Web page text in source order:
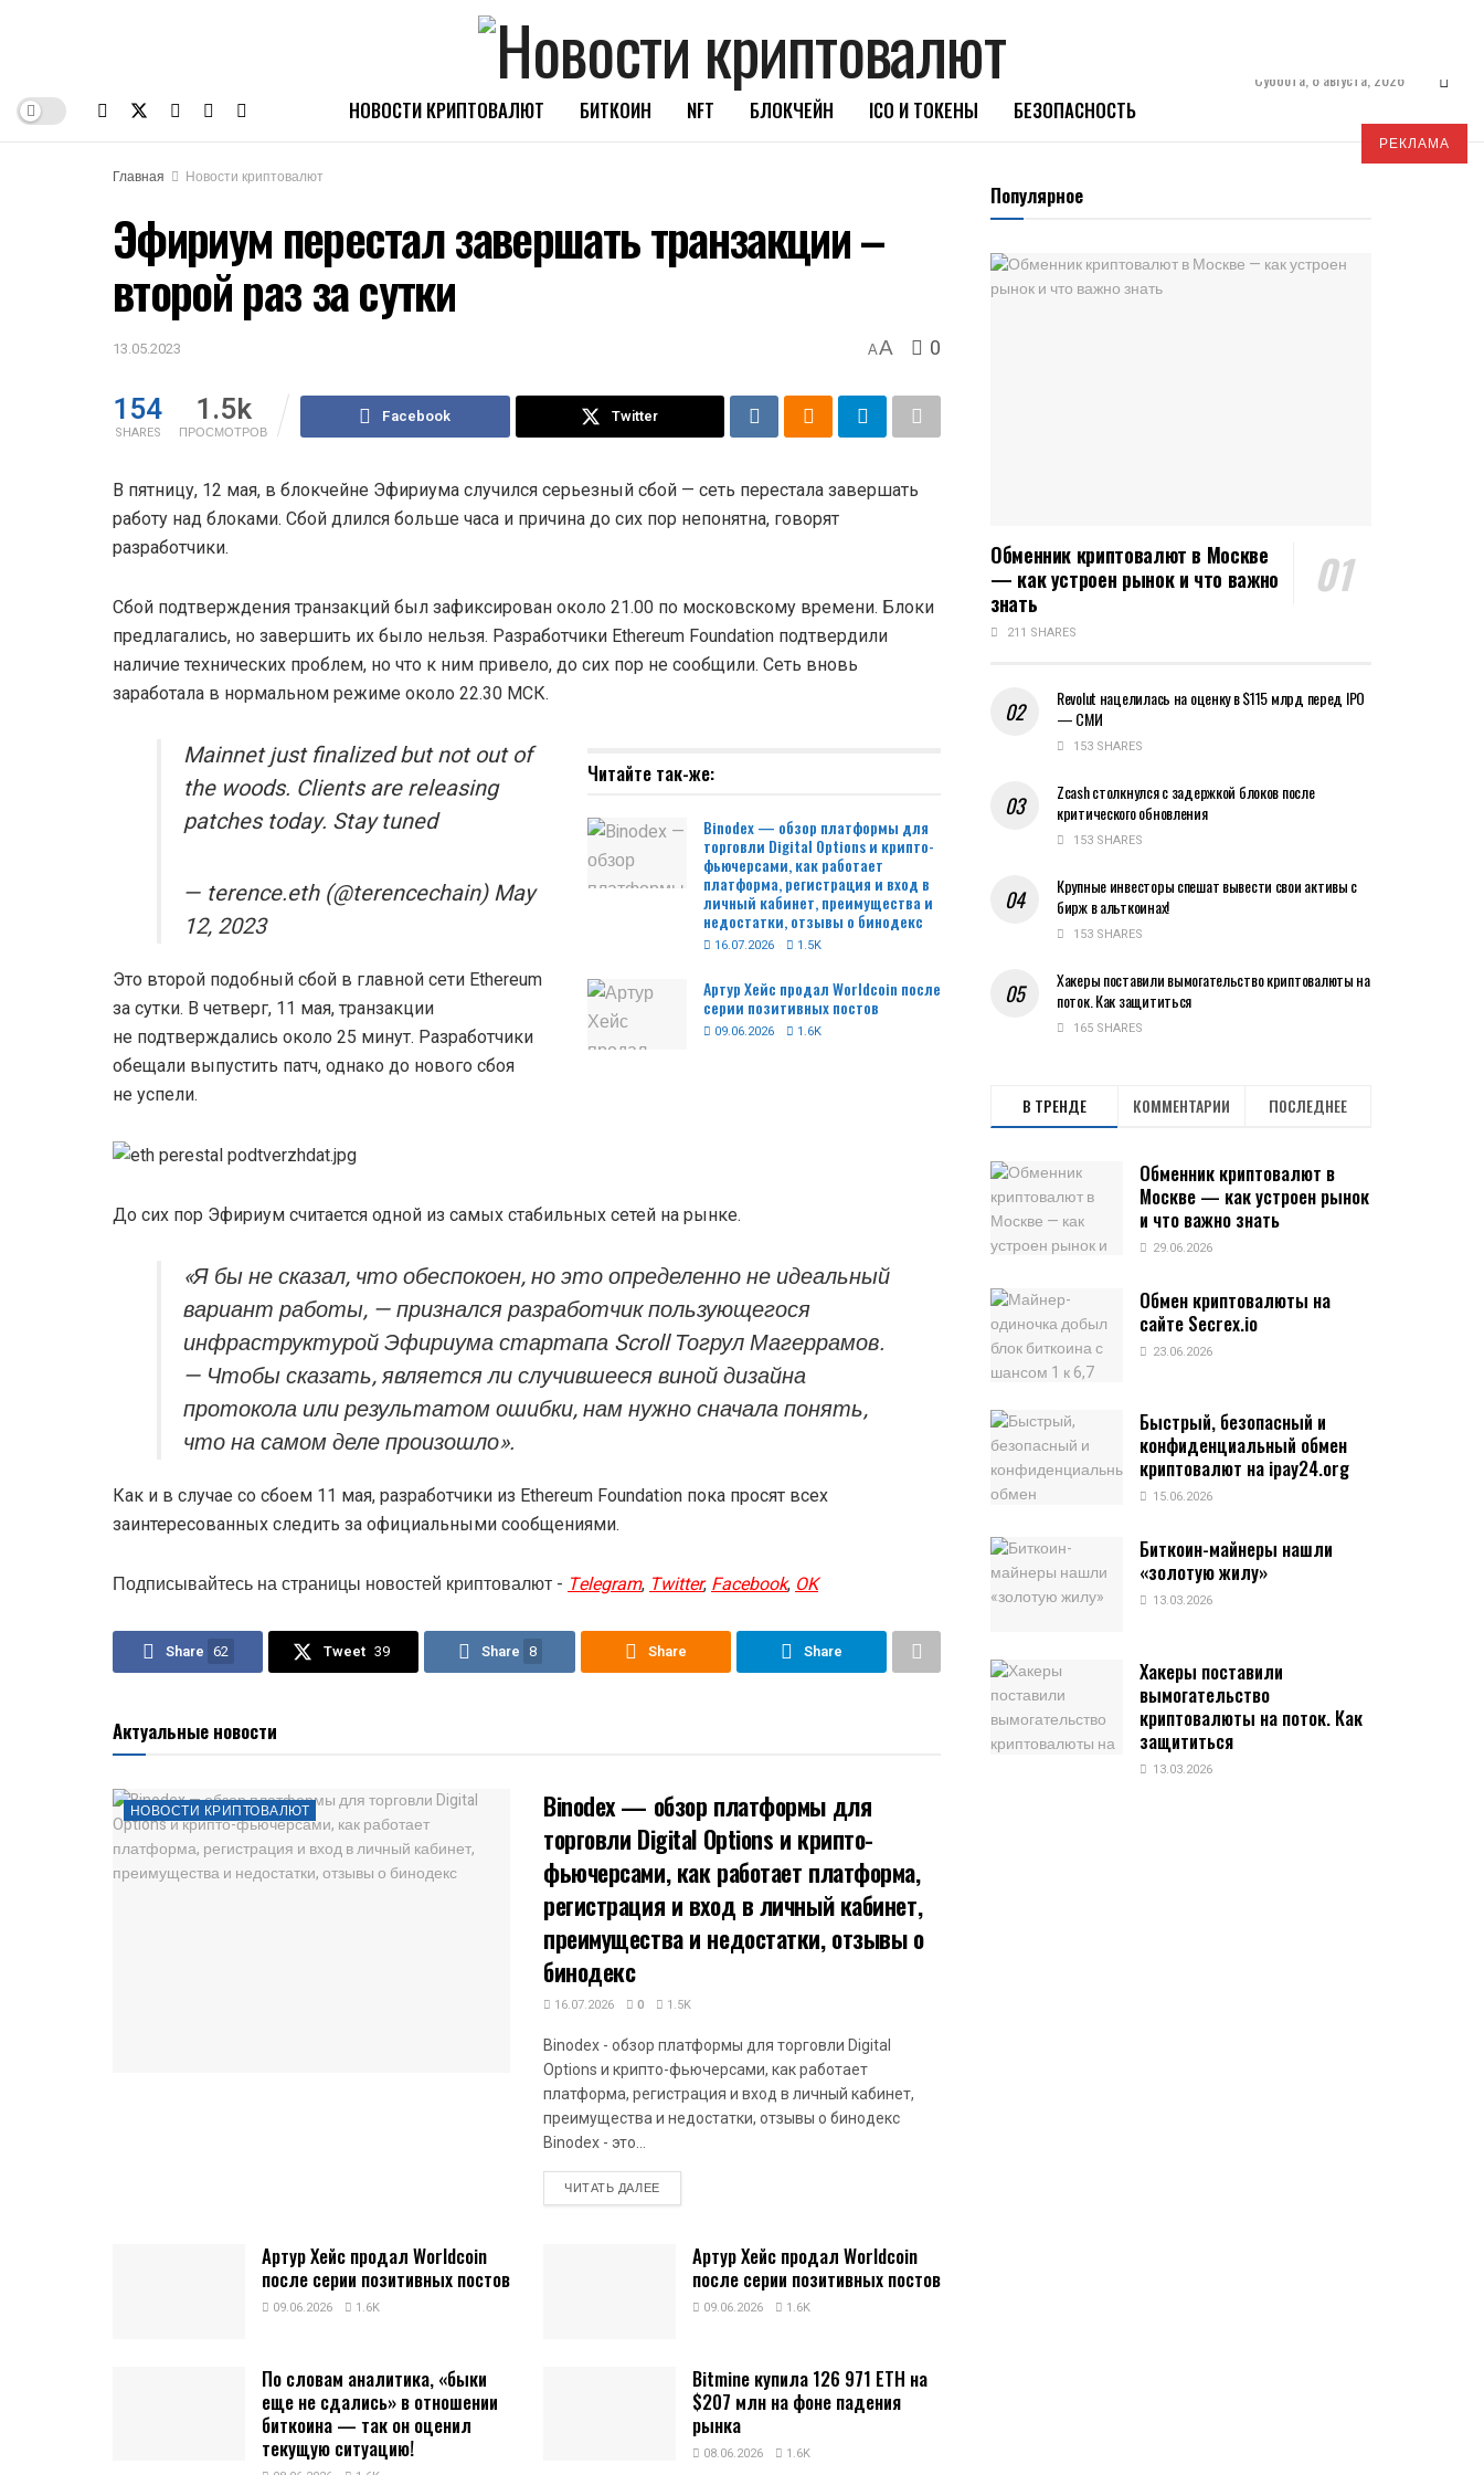
НОВОСТИ КРИПТОВАЛЮТ БИТКОИН NFT БЛОКЧЕЙН ICO И ТОКЕНЫ БЕЗОПАСНОСТЬ
Суббота, 8 августа, 2026
РЕКЛАМА
Главная
Новости криптовалют
Эфириум перестал завершать транзакции –
второй раз за сутки
13.05.2023 AA 0
154
SHARES
1.5k
ПРОСМОТРОВ
Facebook Twitter
В пятницу, 12 мая, в блокчейне Эфириума случился серьезный сбой — сеть перестала завершать
работу над блоками. Сбой длился больше часа и причина до сих пор непонятна, говорят
разработчики.
Сбой подтверждения транзакций был зафиксирован около 21.00 по московскому времени. Блоки
предлагались, но завершить их было нельзя. Разработчики Ethereum Foundation подтвердили
наличие технических проблем, но что к ним привело, до сих пор не сообщили. Сеть вновь
заработала в нормальном режиме около 22.30 МСК.
Читайте так-же:
Binodex — обзор платформы для
торговли Digital Options и крипто-
фьючерсами, как работает
платформа, регистрация и вход в
личный кабинет, преимущества и
недостатки, отзывы о бинодекс
16.07.2026 1.5K
Артур Хейс продал Worldcoin после
серии позитивных постов
09.06.2026 1.6K
Mainnet just finalized but not out of
the woods. Clients are releasing
patches today. Stay tuned
— terence.eth (@terencechain) May
12, 2023
Это второй подобный сбой в главной сети Ethereum
за сутки. В четверг, 11 мая, транзакции
не подтверждались около 25 минут. Разработчики
обещали выпустить патч, однако до нового сбоя
не успели.
До сих пор Эфириум считается одной из самых стабильных сетей на рынке.
«Я бы не сказал, что обеспокоен, но это определенно не идеальный
вариант работы, — признался разработчик пользующегося
инфраструктурой Эфириума стартапа Scroll Тогрул Магеррамов.
— Чтобы сказать, является ли случившееся виной дизайна
протокола или результатом ошибки, нам нужно сначала понять,
что на самом деле произошло».
Как и в случае со сбоем 11 мая, разработчики из Ethereum Foundation пока просят всех
заинтересованных следить за официальными сообщениями.
Подписывайтесь на страницы новостей криптовалют - Telegram, Twitter, Facebook, OK
Share 62 Tweet 39 Share 8 Share Share
Актуальные новости
НОВОСТИ КРИПТОВАЛЮТ
Binodex — обзор платформы для
торговли Digital Options и крипто-
фьючерсами, как работает платформа,
регистрация и вход в личный кабинет,
преимущества и недостатки, отзывы о
бинодекс
16.07.2026 0 1.5K
Binodex - обзор платформы для торговли Digital
Options и крипто-фьючерсами, как работает
платформа, регистрация и вход в личный кабинет,
преимущества и недостатки, отзывы о бинодекс
Binodex - это...
ЧИТАТЬ ДАЛЕЕDETAILS
Артур Хейс продал Worldcoin
после серии позитивных постов
09.06.2026 1.6K
Артур Хейс продал Worldcoin
после серии позитивных постов
09.06.2026 1.6K
По словам аналитика, «быки
еще не сдались» в отношении
биткоина — так он оценил
текущую ситуацию!
Bitmine купила 126 971 ETH на
$207 млн на фоне падения
рынка
08.06.2026 1.6K
Популярное
Обменник криптовалют в Москве
— как устроен рынок и что важно
знать
211 SHARES
Revolut нацелилась на оценку в $115 млрд перед IPO
— СМИ
153 SHARES
Zcash столкнулся с задержкой блоков после
критического обновления
153 SHARES
Крупные инвесторы спешат вывести свои активы с
бирж в альткоинах!
153 SHARES
Хакеры поставили вымогательство криптовалюты на
поток. Как защититься
165 SHARES
В ТРЕНДЕ КОММЕНТАРИИ ПОСЛЕДНЕЕ
Обменник криптовалют в
Москве — как устроен рынок
и что важно знать
29.06.2026
Обмен криптовалюты на
сайте Secrex.io
23.06.2026
Быстрый, безопасный и
конфиденциальный обмен
криптовалют на ipay24.org
15.06.2026
Биткоин-майнеры нашли
«золотую жилу»
13.03.2026
Хакеры поставили
вымогательство
криптовалюты на поток. Как
защититься
13.03.2026